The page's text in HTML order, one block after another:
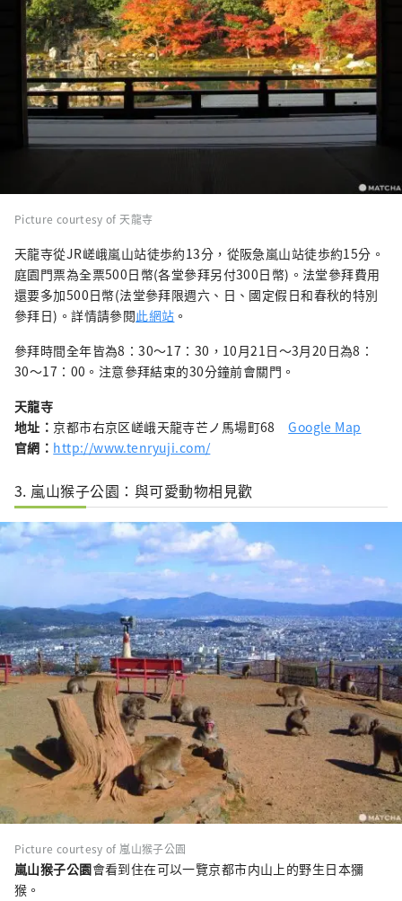
Picture courtesy of 天龍寺
天龍寺從JR嵯峨嵐山站徒歩約13分，從阪急嵐山站徒歩約15分。
庭園門票為全票500日幣(各堂參拜另付300日幣)。法堂參拜費用
還要多加500日幣(法堂參拜限週六、日、國定假日和春秋的特別
參拜日)。詳情請參閱此網站 。
參拜時間全年皆為8：30〜17：30，10月21日〜3月20日為8：
30〜17：00。注意參拜結束的30分鐘前會關門。
天龍寺
地址： 京都市右京区嵯峨天龍寺芒ノ馬場町68Google Map
官網： http://www.tenryuji.com/
3. 嵐山猴子公園：與可愛動物相見歡
Picture courtesy of 嵐山猴子公園
嵐山猴子公園會看到住在可以一覽京都市内山上的野生日本獼
猴。